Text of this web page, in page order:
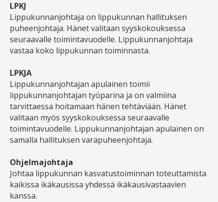
LPKJ
Lippukunnanjohtaja on lippukunnan hallituksen
puheenjohtaja. Hänet valitaan syyskokouksessa
seuraavalle toimintavuodelle. Lippukunnanjohtaja
vastaa koko lippukunnan toiminnasta.
LPKJA
Lippukunnanjohtajan apulainen toimii
lippukunnanjohtajan työparina ja on valmiina
tarvittaessa hoitamaan hänen tehtäviään. Hänet
valitaan myös syyskokouksessa seuraavalle
toimintavuodelle. Lippukunnanjohtajan apulainen on
samalla hallituksen varapuheenjohtaja.
Ohjelmajohtaja
Johtaa lippukunnan kasvatustoiminnan toteuttamista
kaikissa ikäkausissa yhdessä ikäkausivastaavien
kanssa.